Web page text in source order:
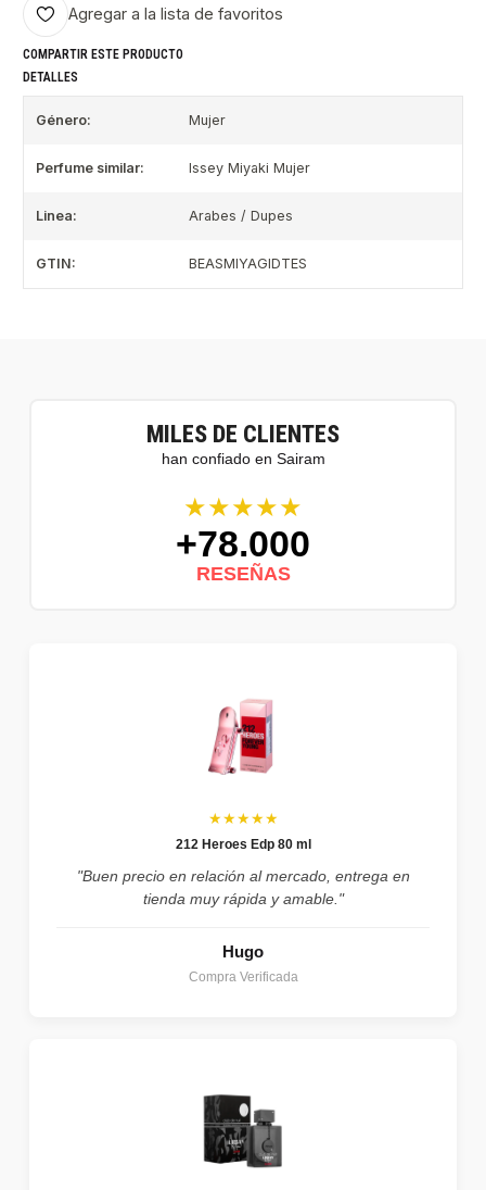
Agregar a la lista de favoritos
COMPARTIR ESTE PRODUCTO
DETALLES
Género: Mujer
Perfume similar: Issey Miyaki Mujer
Linea: Arabes / Dupes
GTIN: BEASMIYAGIDTES
MILES DE CLIENTES
han confiado en Sairam
★★★★★
+78.000
RESEÑAS
★★★★★
212 Heroes Edp 80 ml
"Buen precio en relación al mercado, entrega en
tienda muy rápida y amable."
Hugo
Compra Verificada